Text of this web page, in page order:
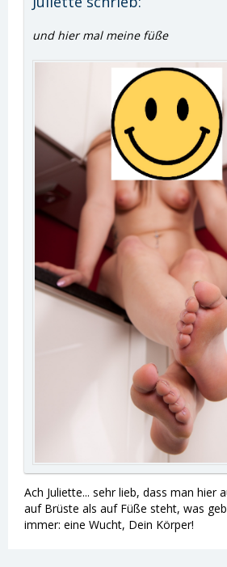
und hier mal meine füße
Ach Juliette... sehr lieb, dass man hier
auf Brüste als auf Füße steht, was
immer: eine Wucht, Dein Körper!